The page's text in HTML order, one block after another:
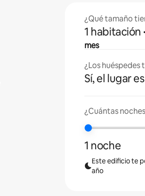
¿Qué tamaño
1 habitación
mes
¿Los huéspedes
Sí, el lugar
¿Cuántas
1 noche
Este edificio te
año